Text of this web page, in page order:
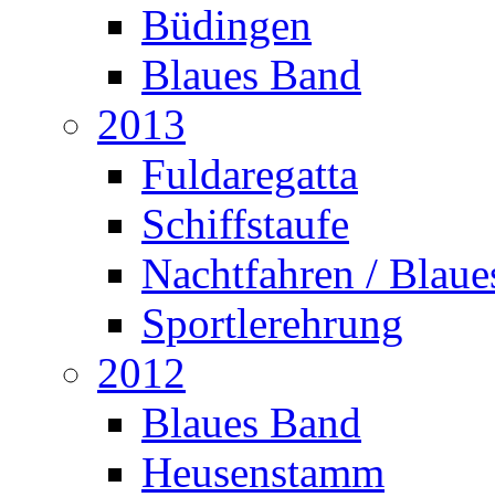
Büdingen
Blaues Band
2013
Fuldaregatta
Schiffstaufe
Nachtfahren /
Sportlerehrung
2012
Blaues Band
Heusenstamm